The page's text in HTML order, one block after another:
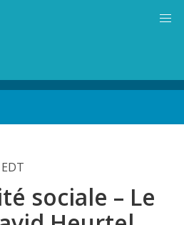
sociale – Le